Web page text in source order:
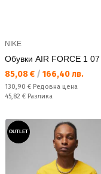
NIKE
Обувки AIR FORCE 1 07
Текуща цена:
85,08 € / 166,40 лв.
Редовна цена:
130,90 € Редовна цена
Спестявате:
45,82 € Разлика
OUTLET